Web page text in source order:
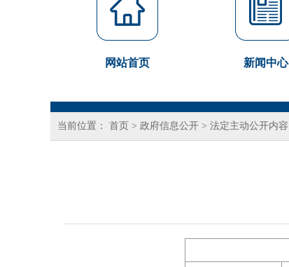
网站首页 新闻中心
当前位置： 首页 > 政府信息公开 > 法定主动公开内容